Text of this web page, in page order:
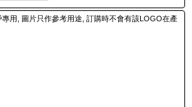
用, 圖片只作參考用途, 訂購時不會有該LOGO在產